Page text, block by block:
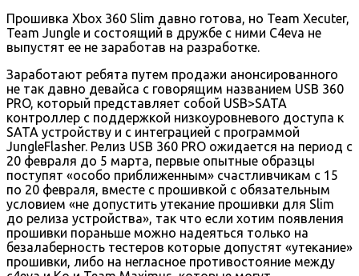
Прошивка Xbox 360 Slim давно готова, но Team Xecuter,
Team Jungle и состоящий в дружбе с ними C4eva не
выпустят ее не заработав на разработке.
Заработают ребята путем продажи анонсированного
не так давно девайса с говорящим названием USB 360
PRO, который представляет собой USB>SATA
контроллер с поддержкой низкоуровневого доступа к
SATA устройству и с интеграцией с программой
JungleFlasher. Релиз USB 360 PRO ожидается на период с
20 февраля до 5 марта, первые опытные образцы
поступят «особо приближенным» счастливчикам с 15
по 20 февраля, вместе с прошивкой с обязательным
условием «не допустить утекание прошивки для Slim
до релиза устройства», так что если хотим появления
прошивки пораньше можно надеяться только на
безалаберность тестеров которые допустят «утекание»
прошивки, либо на негласное противостояние между